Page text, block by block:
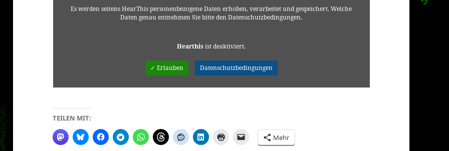
Es werden seitens HearThis personenbezogene Daten erhoben, verarbeitet und gespeichert. Welche
Daten genau entnehmen Sie bitte den Datenschutzbedingungen.
Hearthisist deaktiviert.
✓ Erlauben Datenschutzbedingungen
TEILEN MIT:
Mehr